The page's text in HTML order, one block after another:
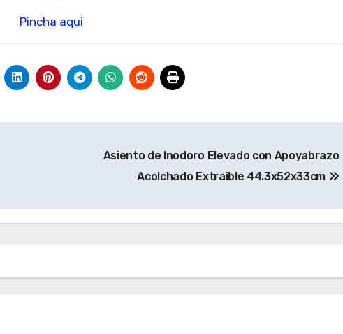
Pincha aqui
Asiento de Inodoro Elevado con Apoyabrazo
Acolchado Extraible 44.3x52x33cm